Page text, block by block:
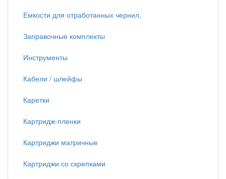
Емкости для отработанных чернил,
Заправочные комплекты
Инструменты
Кабели / шлейфы
Каретки
Картридж-пленки
Картриджи матричные
Картриджи со скрепками